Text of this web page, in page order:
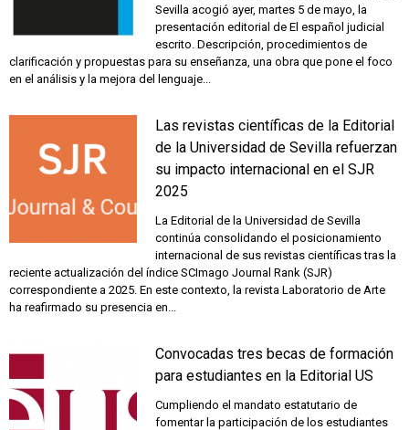
Sevilla acogió ayer, martes 5 de mayo, la
presentación editorial de El español judicial
escrito. Descripción, procedimientos de
clarificación y propuestas para su enseñanza, una obra que pone el foco
en el análisis y la mejora del lenguaje...
Las revistas científicas de la Editorial
de la Universidad de Sevilla refuerzan
su impacto internacional en el SJR
2025
La Editorial de la Universidad de Sevilla
continúa consolidando el posicionamiento
internacional de sus revistas científicas tras la
reciente actualización del índice SCImago Journal Rank (SJR)
correspondiente a 2025. En este contexto, la revista Laboratorio de Arte
ha reafirmado su presencia en...
Convocadas tres becas de formación
para estudiantes en la Editorial US
Cumpliendo el mandato estatutario de
fomentar la participación de los estudiantes